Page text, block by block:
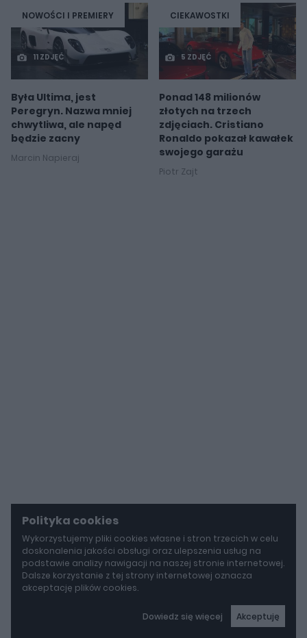
NOWOŚCI I PREMIERY
11 ZDJĘĆ
Była Ultima, jest
Peregryn. Nazwa mniej
chwytliwa, ale napęd
będzie zacny
Marcin Napieraj
CIEKAWOSTKI
5 ZDJĘĆ
Ponad 148 milionów
złotych na trzech
zdjęciach. Cristiano
Ronaldo pokazał kawałek
swojego garażu
Piotr Zajt
Polityka cookies
Wykorzystujemy pliki cookies własne i stron trzecich w celu
doskonalenia jakości obsługi oraz ulepszenia usług na
podstawie analizy nawigacji na naszej stronie internetowej.
Dalsze korzystanie z tej strony internetowej oznacza
akceptację plików cookies.
Dowiedz się więcej Akceptuję